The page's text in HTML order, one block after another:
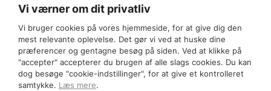
søg tilskud
presse & logo
bliv medlem
Vi værner om dit privatliv
Vi bruger cookies på vores hjemmeside, for at give dig den
mest relevante oplevelse. Det gør vi ved at huske dine
præferencer og gentagne besøg på siden. Ved at klikke på
"accepter" accepterer du brugen af alle slags cookies. Du kan
dog besøge "cookie-indstillinger", for at give et kontrolleret
samtykke. Læs mere.